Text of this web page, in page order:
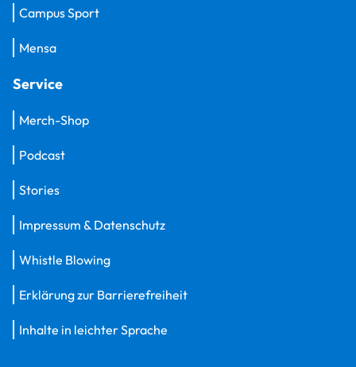
Campus Sport
Mensa
Service
Merch-Shop
Podcast
Stories
Impressum & Datenschutz
Whistle Blowing
Erklärung zur Barrierefreiheit
Inhalte in leichter Sprache